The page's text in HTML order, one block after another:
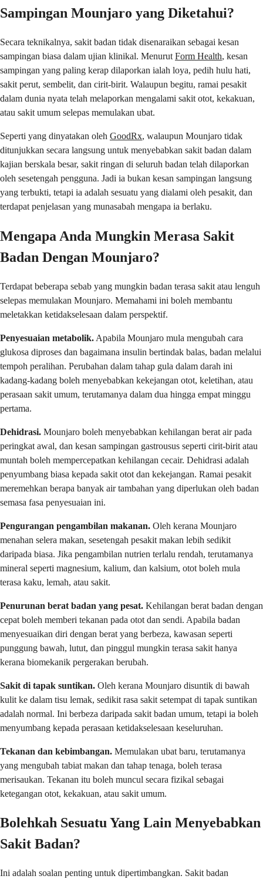
Sampingan Mounjaro yang Diketahui?
Secara teknikalnya, sakit badan tidak disenaraikan sebagai kesan
sampingan biasa dalam ujian klinikal. Menurut Form Health, kesan
sampingan yang paling kerap dilaporkan ialah loya, pedih hulu hati,
sakit perut, sembelit, dan cirit-birit. Walaupun begitu, ramai pesakit
dalam dunia nyata telah melaporkan mengalami sakit otot, kekakuan,
atau sakit umum selepas memulakan ubat.
Seperti yang dinyatakan oleh GoodRx, walaupun Mounjaro tidak
ditunjukkan secara langsung untuk menyebabkan sakit badan dalam
kajian berskala besar, sakit ringan di seluruh badan telah dilaporkan
oleh sesetengah pengguna. Jadi ia bukan kesan sampingan langsung
yang terbukti, tetapi ia adalah sesuatu yang dialami oleh pesakit, dan
terdapat penjelasan yang munasabah mengapa ia berlaku.
Mengapa Anda Mungkin Merasa Sakit
Badan Dengan Mounjaro?
Terdapat beberapa sebab yang mungkin badan terasa sakit atau lenguh
selepas memulakan Mounjaro. Memahami ini boleh membantu
meletakkan ketidakselesaan dalam perspektif.
Penyesuaian metabolik. Apabila Mounjaro mula mengubah cara
glukosa diproses dan bagaimana insulin bertindak balas, badan melalui
tempoh peralihan. Perubahan dalam tahap gula dalam darah ini
kadang-kadang boleh menyebabkan kekejangan otot, keletihan, atau
perasaan sakit umum, terutamanya dalam dua hingga empat minggu
pertama.
Dehidrasi. Mounjaro boleh menyebabkan kehilangan berat air pada
peringkat awal, dan kesan sampingan gastrousus seperti cirit-birit atau
muntah boleh mempercepatkan kehilangan cecair. Dehidrasi adalah
penyumbang biasa kepada sakit otot dan kekejangan. Ramai pesakit
meremehkan berapa banyak air tambahan yang diperlukan oleh badan
semasa fasa penyesuaian ini.
Pengurangan pengambilan makanan. Oleh kerana Mounjaro
menahan selera makan, sesetengah pesakit makan lebih sedikit
daripada biasa. Jika pengambilan nutrien terlalu rendah, terutamanya
mineral seperti magnesium, kalium, dan kalsium, otot boleh mula
terasa kaku, lemah, atau sakit.
Penurunan berat badan yang pesat. Kehilangan berat badan dengan
cepat boleh memberi tekanan pada otot dan sendi. Apabila badan
menyesuaikan diri dengan berat yang berbeza, kawasan seperti
punggung bawah, lutut, dan pinggul mungkin terasa sakit hanya
kerana biomekanik pergerakan berubah.
Sakit di tapak suntikan. Oleh kerana Mounjaro disuntik di bawah
kulit ke dalam tisu lemak, sedikit rasa sakit setempat di tapak suntikan
adalah normal. Ini berbeza daripada sakit badan umum, tetapi ia boleh
menyumbang kepada perasaan ketidakselesaan keseluruhan.
Tekanan dan kebimbangan. Memulakan ubat baru, terutamanya
yang mengubah tabiat makan dan tahap tenaga, boleh terasa
merisaukan. Tekanan itu boleh muncul secara fizikal sebagai
ketegangan otot, kekakuan, atau sakit umum.
Bolehkah Sesuatu Yang Lain Menyebabkan
Sakit Badan?
Ini adalah soalan penting untuk dipertimbangkan. Sakit badan